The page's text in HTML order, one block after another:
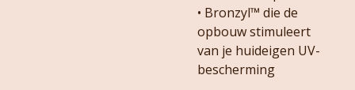
• Bronzyl™ die de
opbouw stimuleert
van je huideigen UV-
bescherming